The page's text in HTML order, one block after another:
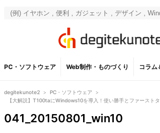
PC・ソフトウェア Web制作・ものづくり コラム
degitekunote2 > PC・ソフトウェア
>
【大解説】T100taにWindows10を導入！使い勝手とファースト
041_20150801_win10